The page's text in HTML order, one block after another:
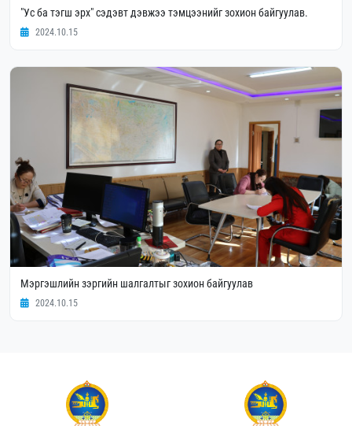
"Ус ба тэгш эрх" сэдэвт дэвжээ тэмцээнийг зохион байгуулав.
2024.10.15
Мэргэшлийн зэргийн шалгалтыг зохион байгуулав
2024.10.15